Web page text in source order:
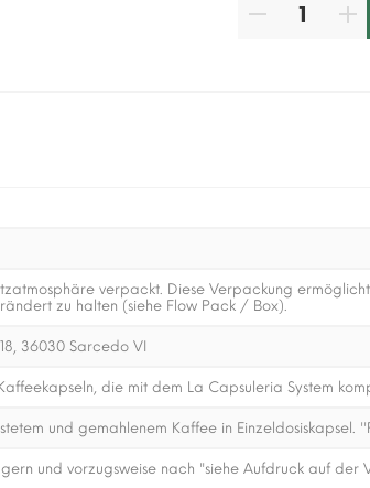
verpackt. Diese Verpackung
zu halten (siehe Flow Pack / Box).
36030 Sarcedo VI
die mit dem La Capsuleria System
und gemahlenem Kaffee in Einzeldosiskapsel.
und vorzugsweise nach "siehe Aufdruck auf